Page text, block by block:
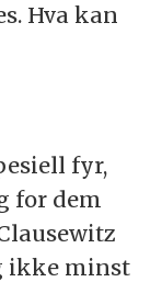
Hva kan
fyr,
for dem
ikke minst